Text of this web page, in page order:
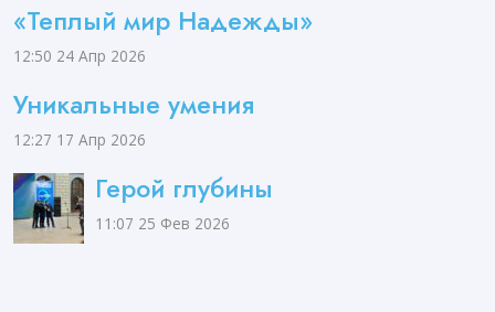
«Теплый мир Надежды»
12:50 24 Апр 2026
Уникальные умения
12:27 17 Апр 2026
Герой глубины
11:07 25 Фев 2026